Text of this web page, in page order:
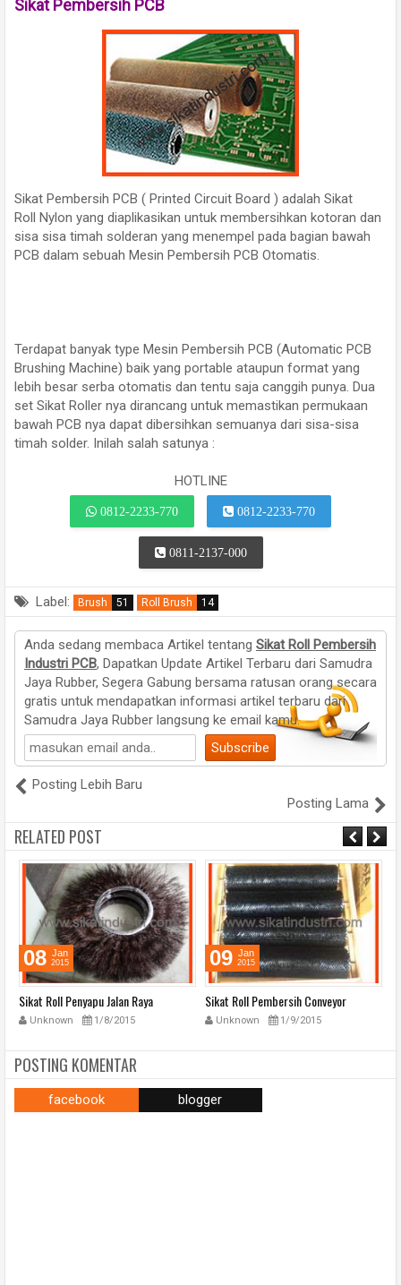
Sikat Pembersih PCB
Sikat Pembersih PCB ( Printed Circuit Board ) adalah Sikat
Roll Nylon yang diaplikasikan untuk membersihkan kotoran dan
sisa sisa timah solderan yang menempel pada bagian bawah
PCB dalam sebuah Mesin Pembersih PCB Otomatis.
Terdapat banyak type Mesin Pembersih PCB (Automatic PCB
Brushing Machine) baik yang portable ataupun format yang
lebih besar serba otomatis dan tentu saja canggih punya. Dua
set Sikat Roller nya dirancang untuk memastikan permukaan
bawah PCB nya dapat dibersihkan semuanya dari sisa-sisa
timah solder. Inilah salah satunya :
HOTLINE
0812-2233-770 0812-2233-770
0811-2137-000
Label: Brush 51 Roll Brush 14
Anda sedang membaca Artikel tentang Sikat Roll Pembersih
Industri PCB, Dapatkan Update Artikel Terbaru dari Samudra
Jaya Rubber, Segera Gabung bersama ratusan orang secara
gratis untuk mendapatkan informasi artikel terbaru dari
Samudra Jaya Rubber langsung ke email kamu.
Posting Lebih Baru
Posting Lama
RELATED POST
09 Jan
2015
Sikat Roll Pembersih Conveyor
Unknown 1/9/2015
09 Jan
2015
Sikat Roll Mesin Tali Sepatu
Unknown 1/9/2015
POSTING KOMENTAR
facebook blogger